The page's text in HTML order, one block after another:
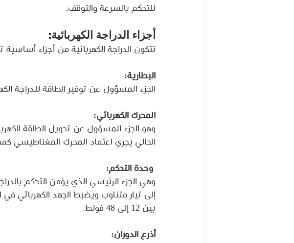
للتحكم بالسرعة والتوقف.
أجزاء الدراجة الكهربائية:
تتكون الدراجة الكهربائية من أجزاء
البطارية:
الجزء المسؤول عن توفير الطاقة للدراجة
المحرك الكهربائي:
وهو الجزء المسؤول عن تحويل الطاقة
الحالي يجري اعتماد المحرك المغناطيسي
وهي الجزء الرئيسي الذي يؤمن التحكم
إلى تيار متناوب ويضبط الجهد الكهربائي في
بين 12 إلى 48 فولط.
أذرع الدوران: